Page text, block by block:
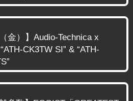
金）】Audio-Technica x
CK3TW SI” & “ATH-